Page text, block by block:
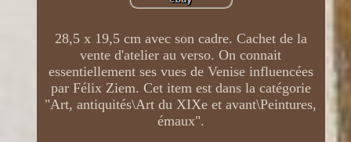
28,5 x 19,5 cm avec son cadre. Cachet de la
vente d'atelier au verso. On connait
essentiellement ses vues de Venise influencées
par Félix Ziem. Cet item est dans la catégorie
"Art, antiquités\Art du XIXe et avant\Peintures,
émaux".